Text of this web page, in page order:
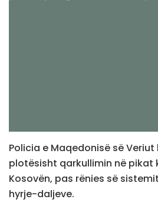
Policia e Maqedonisë së
plotësisht qarkullimin në pikat
Kosovën, pas rënies së
hyrje-daljeve.